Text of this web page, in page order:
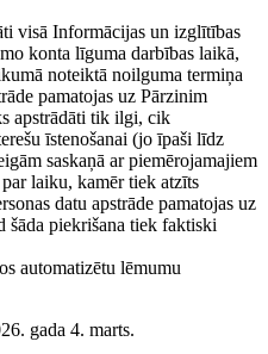
visā Informācijas un izglītības
konta līguma darbības laikā,
noteiktā noilguma termiņa
pamatojas uz Pārzinim
apstrādāti tik ilgi, cik
īstenošanai (jo īpaši līdz
saskaņā ar piemērojamajiem
laiku, kamēr tiek atzīts
datu apstrāde pamatojas uz
piekrišana tiek faktiski
automatizētu lēmumu
gada 4. marts.